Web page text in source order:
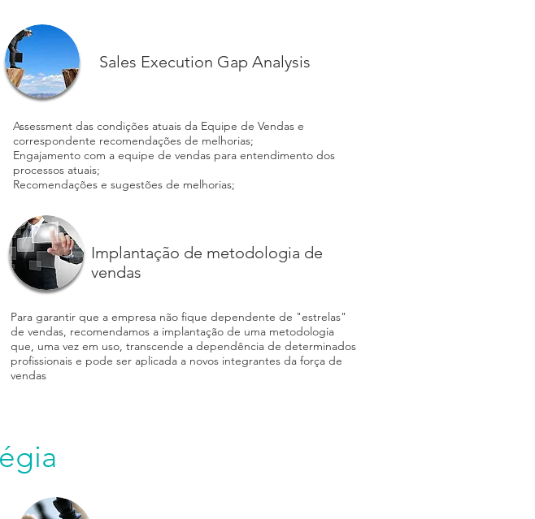
Sales Execution Gap Analysis
Assessment das condições atuais da Equipe de Vendas e
correspondente recomendações de melhorias;
Engajamento com a equipe de vendas para entendimento dos
processos atuais;
Recomendações e sugestões de melhorias;
Implantação de metodologia de
vendas
Para garantir que a empresa não fique dependente de "estrelas"
de vendas, recomendamos a implantação de uma metodologia
que, uma vez em uso, transcende a dependência de determinados
profissionais e pode ser aplicada a novos integrantes da força de
vendas